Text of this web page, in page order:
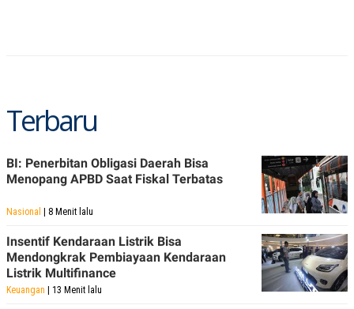
C
A
M
Y
L
E
E
.
I
N
G
G
N
N
E
R
A
Terbaru
BI: Penerbitan Obligasi Daerah Bisa
Menopang APBD Saat Fiskal Terbatas
Nasional | 8 Menit lalu
Insentif Kendaraan Listrik Bisa
Mendongkrak Pembiayaan Kendaraan
Listrik Multifinance
Keuangan | 13 Menit lalu